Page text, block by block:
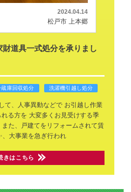
2024.04.14
松戸市 上本郷
道具一式処分を承りまし
蔵庫回収処分 洗濯機引越し処分
て、人事異動などでお引越し作業
る方を 大変多くお見受けする季
また、戸建てをリフォームされて賃
、大事業を急ぎ行われ
きはこちら